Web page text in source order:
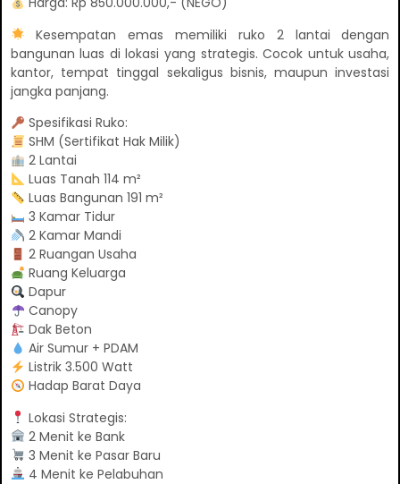
Kesempatan emas memiliki ruko 2 lantai dengan
bangunan luas di lokasi yang strategis. Cocok untuk usaha,
kantor, tempat tinggal sekaligus bisnis, maupun investasi
jangka panjang.
Spesifikasi Ruko:
SHM (Sertifikat Hak Milik)
2 Lantai
Luas Tanah 114 m²
Luas Bangunan 191 m²
3 Kamar Tidur
2 Kamar Mandi
2 Ruangan Usaha
Ruang Keluarga
Dapur
Canopy
Dak Beton
Air Sumur + PDAM
Listrik 3.500 Watt
Hadap Barat Daya
Lokasi Strategis:
2 Menit ke Bank
3 Menit ke Pasar Baru
4 Menit ke Pelabuhan